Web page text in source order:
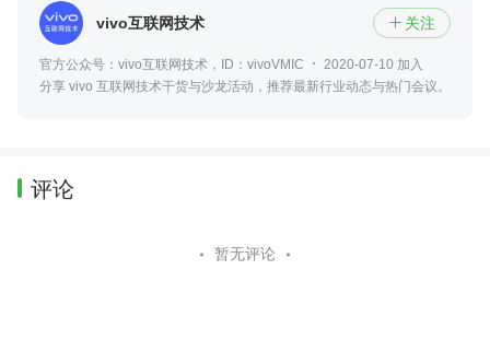
vivo互联网技术  关注
官方公众号：vivo互联网技术，ID：vivoVMIC
2020-07-10 加入
分享 vivo 互联网技术干货与沙龙活动，推荐最新行业动态与热门会议。
评论
暂无评论